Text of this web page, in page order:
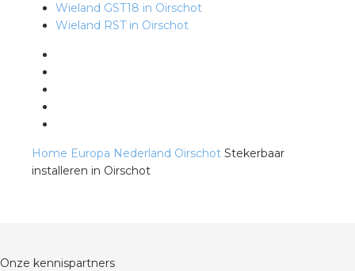
Wieland GST18 in Oirschot
Wieland RST in Oirschot
Home Europa Nederland Oirschot Stekerbaar
installeren in Oirschot
Onze kennispartners
waarde